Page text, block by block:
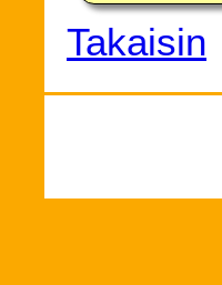
Takaisin